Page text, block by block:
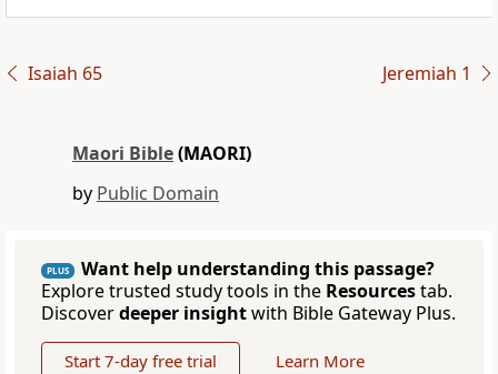
Isaiah 65 Jeremiah 1
Maori Bible(MAORI)
by Public Domain
PLUS
Want help understanding this passage?
Explore trusted study tools in the Resourcestab.
Discoverdeeper insightwith Bible Gateway Plus.
Start 7-day free trial Learn More